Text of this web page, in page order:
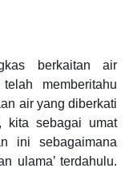
berkaitan air
memberitahu
air yang diberkati
kita sebagai umat
ini sebagaimana
ulama’ terdahulu.